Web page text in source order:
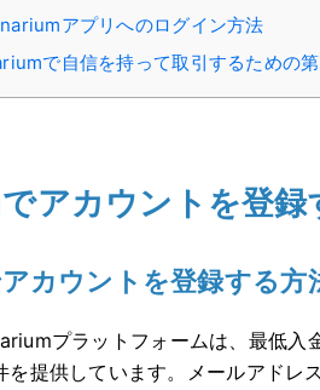
アプリへのログイン方法
で自信を持って取引するための
アカウントを登録
カウントを登録する方
プラットフォームは、最低入
を提供しています。メールアドレ